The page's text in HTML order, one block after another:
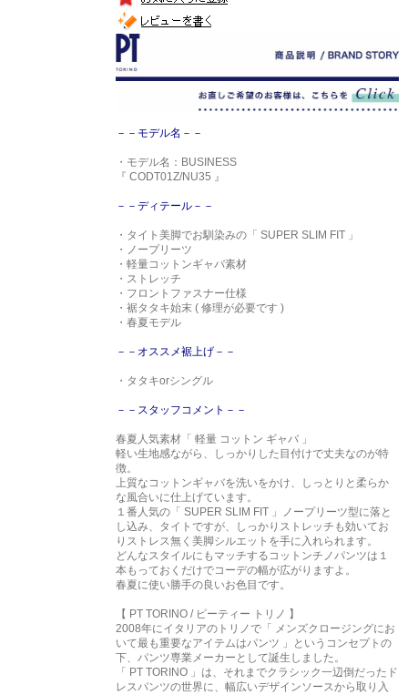
－－モデル名－－
・モデル名：BUSINESS
『 CODT01Z/NU35 』
－－ディテール－－
・タイト美脚でお馴染みの「 SUPER SLIM FIT 」
・ノープリーツ
・軽量コットンギャバ素材
・ストレッチ
・フロントファスナー仕様
・裾タタキ始末 ( 修理が必要です )
・春夏モデル
－－オススメ裾上げ－－
・タタキorシングル
－－スタッフコメント－－
春夏人気素材「 軽量 コットン ギャバ 」
軽い生地感ながら、しっかりした目付けで丈夫なのが特
徴。
上質なコットンギャバを洗いをかけ、しっとりと柔らか
な風合いに仕上げています。
１番人気の「 SUPER SLIM FIT 」ノープリーツ型に落と
し込み、タイトですが、しっかりストレッチも効いてお
りストレス無く美脚シルエットを手に入れられます。
どんなスタイルにもマッチするコットンチノパンツは１
本もっておくだけでコーデの幅が広がりますよ。
春夏に使い勝手の良いお色目です。
【 PT TORINO / ピーティー トリノ 】
2008年にイタリアのトリノで「 メンズクロージングにお
いて最も重要なアイテムはパンツ 」というコンセプトの
下、パンツ専業メーカーとして誕生しました。
「 PT TORINO 」は、それまでクラシック一辺倒だったド
レスパンツの世界に、幅広いデザインソースから取り入